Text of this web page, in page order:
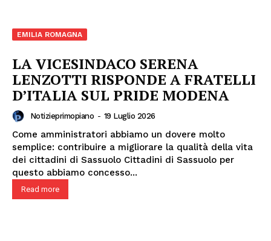
EMILIA ROMAGNA
LA VICESINDACO SERENA
LENZOTTI RISPONDE A FRATELLI
D’ITALIA SUL PRIDE MODENA
Notizieprimopiano - 19 Luglio 2026
Come amministratori abbiamo un dovere molto
semplice: contribuire a migliorare la qualità della vita
dei cittadini di Sassuolo Cittadini di Sassuolo per
questo abbiamo concesso...
Read more